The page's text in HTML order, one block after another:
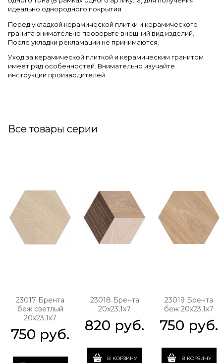
идеально однородного покрытия.
Перед укладкой керамической плитки и керамического
гранита внимательно проверьте внешний вид изделий.
После укладки рекламации не принимаются.
Уход за керамической плиткой и керамическим гранитом
имеет ряд особенностей. Внимательно изучайте
инструкции производителей.
Все товары серии
23017 Брента
беж светлый
20х23,1х7
750 руб.
23018 Брента
20х23,1х7
820 руб.
В КОРЗИНУ
23019 Брента
беж 20х23,1х7
750 руб.
В КОРЗИНУ